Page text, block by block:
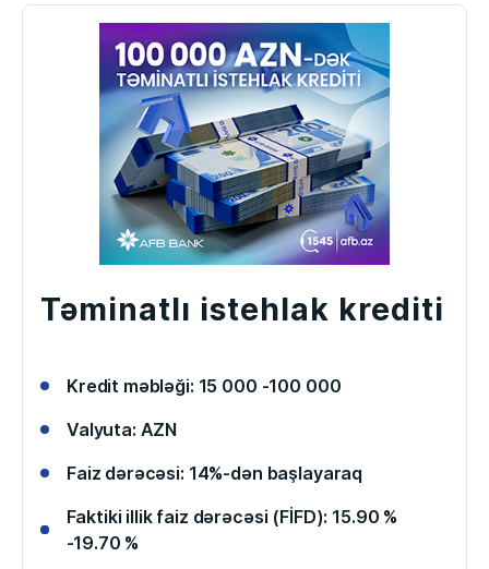
Təminatlı istehlak krediti
Kredit məbləği: 15 000 -100 000
Valyuta: AZN
Faiz dərəcəsi: 14%-dən başlayaraq
Faktiki illik faiz dərəcəsi (FİFD): 15.90 %
-19.70 %